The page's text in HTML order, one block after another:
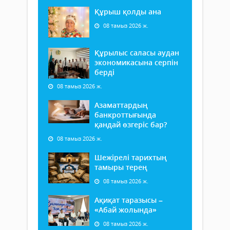
Құрыш қолды ана
08 тамыз 2026 ж.
Құрылыс саласы аудан
экономикасына серпін
берді
08 тамыз 2026 ж.
Азаматтардың
банкроттығында
қандай өзгеріс бар?
08 тамыз 2026 ж.
Шежірелі тарихтың
тамыры терең
08 тамыз 2026 ж.
Ақиқат таразысы –
«Абай жолында»
08 тамыз 2026 ж.